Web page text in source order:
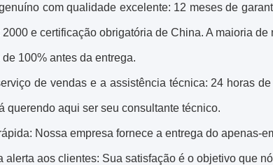
com qualidade excelente: 12 meses de
2000 e certificação obrigatória de China. A maioria
100% antes da entrega.
de vendas e a assistência técnica: 24 horas
querendo aqui ser seu consultante técnico.
Nossa empresa fornece a entrega do apenas-
alerta aos clientes: Sua satisfação é o objetivo que